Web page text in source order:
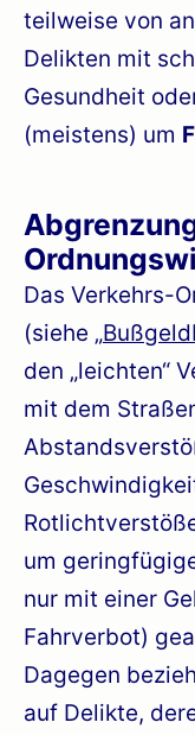
teilweise von
Delikten mit
Gesundheit
(meistens) um
Das Verkehrs-
(siehe „
den „leichten“
mit dem
um
nur mit einer
Fahrverbot)
Dagegen
auf Delikte,